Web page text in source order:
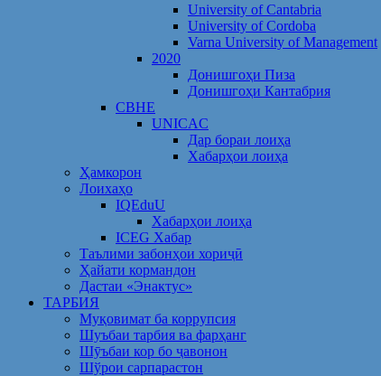
University of Cantabria
University of Cordoba
Varna University of Management
2020
Донишгоҳи Пиза
Донишгоҳи Кантабрия
CBHE
UNICAC
Дар бораи лоиҳа
Хабарҳои лоиҳа
Ҳамкорон
Лоихаҳо
IQEduU
Хабарҳои лоиҳа
ICEG Хабар
Таълими забонҳои хориҷӣ
Ҳайати кормандон
Дастаи «Энактус»
ТАРБИЯ
Муқовимат ба коррупсия
Шуъбаи тарбия ва фарҳанг
Шӯъбаи кор бо ҷавонон
Шўрои сарпарастон